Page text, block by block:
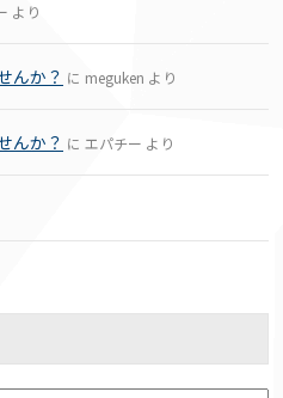
より
んか？ に meguken より
んか？ に エパチー より